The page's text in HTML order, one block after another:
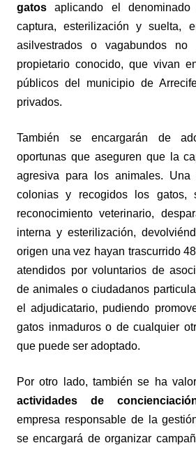
gatos aplicando el
captura, esterilización y suelta,
asilvestrados o vagabundos no
propietario conocido, que vivan
públicos del municipio de
privados.
También se encargarán de
oportunas que aseguren que la
agresiva para los animales. Una
colonias y recogidos los gatos,
reconocimiento veterinario,
interna y esterilización,
origen una vez hayan trascurrido
atendidos por voluntarios de
de animales o ciudadanos
el adjudicatario, pudiendo
gatos inmaduros o de cualquier
que puede ser adoptado.
Por otro lado, también se ha
actividades de
empresa responsable de la
se encargará de organizar